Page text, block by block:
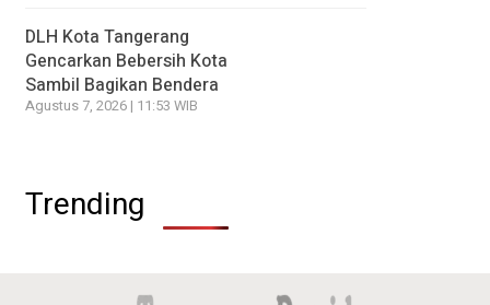
DLH Kota Tangerang
Gencarkan Bebersih Kota
Sambil Bagikan Bendera
Agustus 7, 2026 | 11:53 WIB
Trending